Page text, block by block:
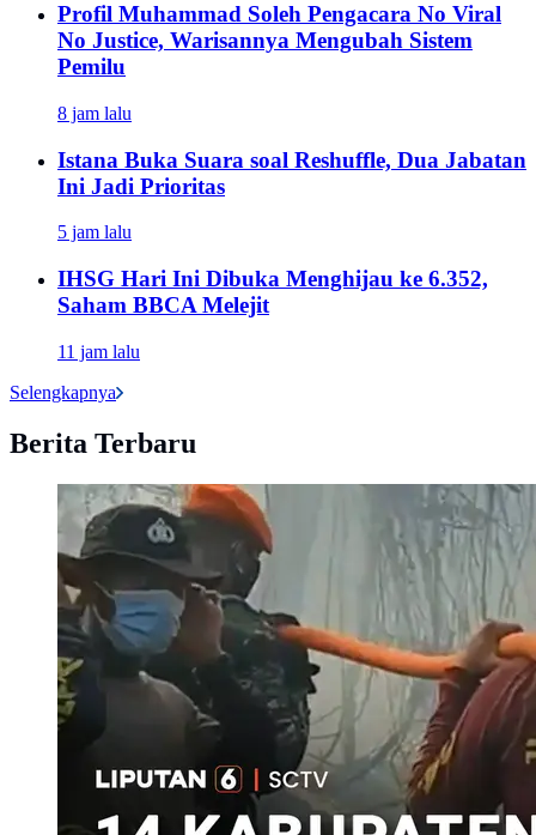
Profil Muhammad Soleh Pengacara No Viral
No Justice, Warisannya Mengubah Sistem
Pemilu
8 jam lalu
Istana Buka Suara soal Reshuffle, Dua Jabatan
Ini Jadi Prioritas
5 jam lalu
IHSG Hari Ini Dibuka Menghijau ke 6.352,
Saham BBCA Melejit
11 jam lalu
Selengkapnya
Berita Terbaru